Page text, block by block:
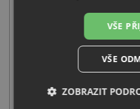
2 490
VŠE
VŠE
ZOBRAZIT